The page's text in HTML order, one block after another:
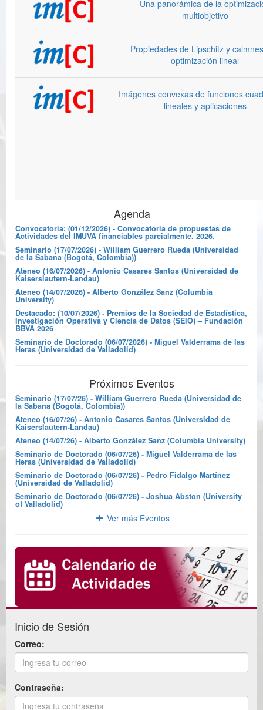
Agenda
Convocatoria: (01/12/2026) - Convocatoria de propuestas de
Actividades del IMUVA financiables parcialmente. 2026.
Seminario (17/07/2026) - William Guerrero Rueda (Universidad
de la Sabana (Bogotá, Colombia))
Ateneo (16/07/2026) - Antonio Casares Santos (Universidad de
Kaiserslautern-Landau)
Ateneo (14/07/2026) - Alberto González Sanz (Columbia
University)
Destacado: (10/07/2026) - Premios de la Sociedad de Estadística,
Investigación Operativa y Ciencia de Datos (SEIO) – Fundación
BBVA 2026
Seminario de Doctorado (06/07/2026) - Miguel Valderrama de las
Heras (Universidad de Valladolid)
Próximos Eventos
Seminario (17/07/26) - William Guerrero Rueda (Universidad de
la Sabana (Bogotá, Colombia))
Ateneo (16/07/26) - Antonio Casares Santos (Universidad de
Kaiserslautern-Landau)
Ateneo (14/07/26) - Alberto González Sanz (Columbia University)
Seminario de Doctorado (06/07/26) - Miguel Valderrama de las
Heras (Universidad de Valladolid)
Seminario de Doctorado (06/07/26) - Pedro Fidalgo Martínez
(Universidad de Valladolid)
Seminario de Doctorado (06/07/26) - Joshua Abston (University
of Valladolid)
Ver más Eventos
Inicio de Sesión
Correo:
Contraseña: